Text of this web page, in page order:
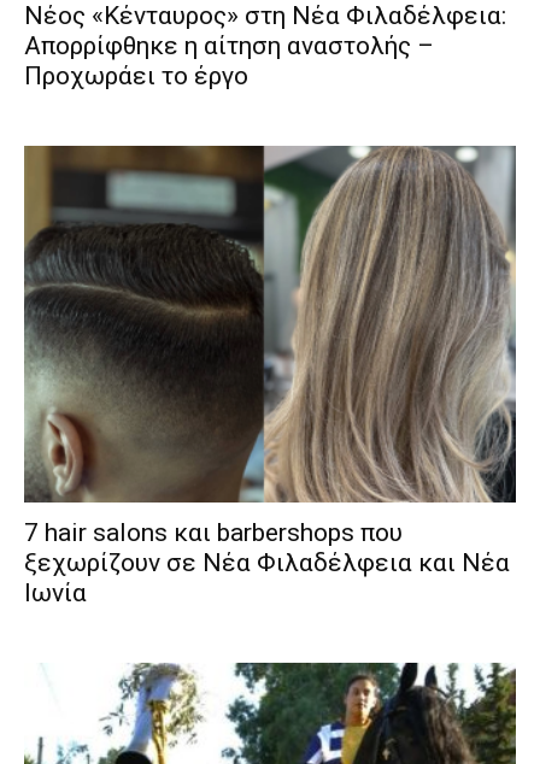
Νέος «Κένταυρος» στη Νέα Φιλαδέλφεια:
Απορρίφθηκε η αίτηση αναστολής –
Προχωράει το έργο
7 hair salons και barbershops που
ξεχωρίζουν σε Νέα Φιλαδέλφεια και Νέα
Ιωνία